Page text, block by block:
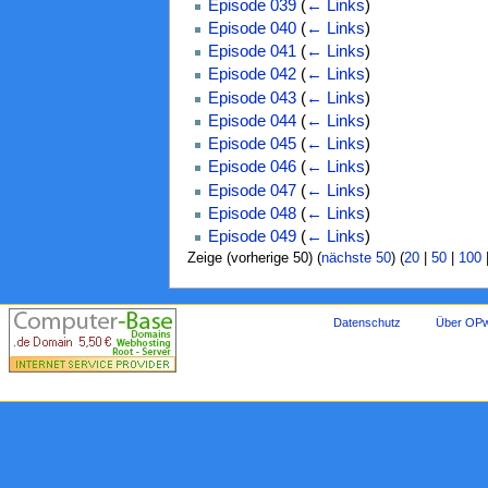
Episode 039 ( ← Links)
Episode 040 (← Links)
Episode 041 (← Links)
Episode 042 (← Links)
Episode 043 (← Links)
Episode 044 (← Links)
Episode 045 (← Links)
Episode 046 (← Links)
Episode 047 (← Links)
Episode 048 (← Links)
Episode 049 (← Links)
Zeige (vorherige 50) (nächste 50) (20| 50| 100
Datenschutz Über